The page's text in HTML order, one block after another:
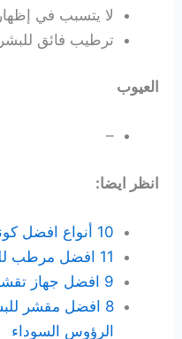
لا يتسبب في
ترطيب فائق
العيوب
–
انظر ايضا:
10 أنواع افضل كونسيلر للهالات السوداء
11 افضل مرطب للبشرة المختلطة
9 افضل جهاز تقشير الوجه
8 افضل مقشر
الرؤوس السوداء